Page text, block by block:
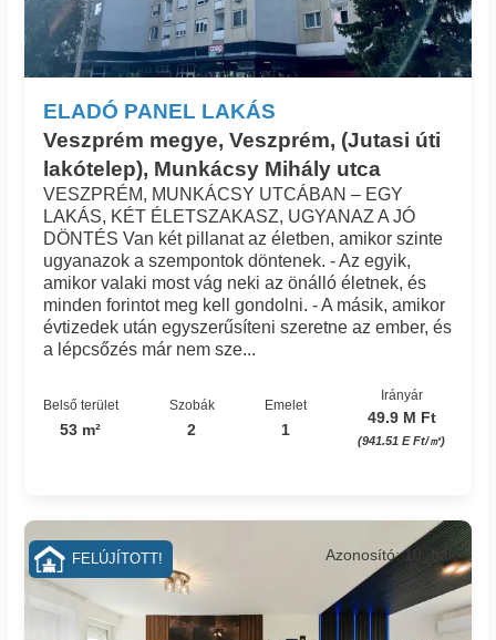
ELADÓ PANEL LAKÁS
Veszprém megye, Veszprém, (Jutasi úti
lakótelep), Munkácsy Mihály utca
VESZPRÉM, MUNKÁCSY UTCÁBAN – EGY
LAKÁS, KÉT ÉLETSZAKASZ, UGYANAZ A JÓ
DÖNTÉS Van két pillanat az életben, amikor szinte
ugyanazok a szempontok döntenek. - Az egyik,
amikor valaki most vág neki az önálló életnek, és
minden forintot meg kell gondolni. - A másik, amikor
évtizedek után egyszerűsíteni szeretne az ember, és
a lépcsőzés már nem sze...
Belső terület
53 m²
Szobák
2
Emelet
1
Irányár
49.9 M Ft
(941.51 E Ft/㎡)
Azonosító: 10_bak
FELÚJÍTOTT!